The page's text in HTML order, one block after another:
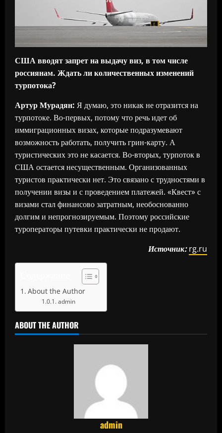
США вводят запрет на выдачу виз, в том числе
россиянам. Ждать ли количественных изменений
турпотока?
Артур Мурадян: Я думаю, это никак не отразится на
турпотоке. Во-первых, потому что речь идет об
иммиграционных визах, которые подразумевают
возможность работать, получить грин-карту. А
туристических это не касается. Во-вторых, турпоток в
США остается несущественным. Организованных
туристов практически нет. Это связано с трудностями в
получении визы и с проведением платежей. «Квест» с
визами стал финансово затратным, необоснованно
долгим и непрогнозируемым. Поэтому российские
туроператоры путевки практически не продают.
Источник: rg.ru
About the Author
admin
ABOUT THE AUTHOR
admin